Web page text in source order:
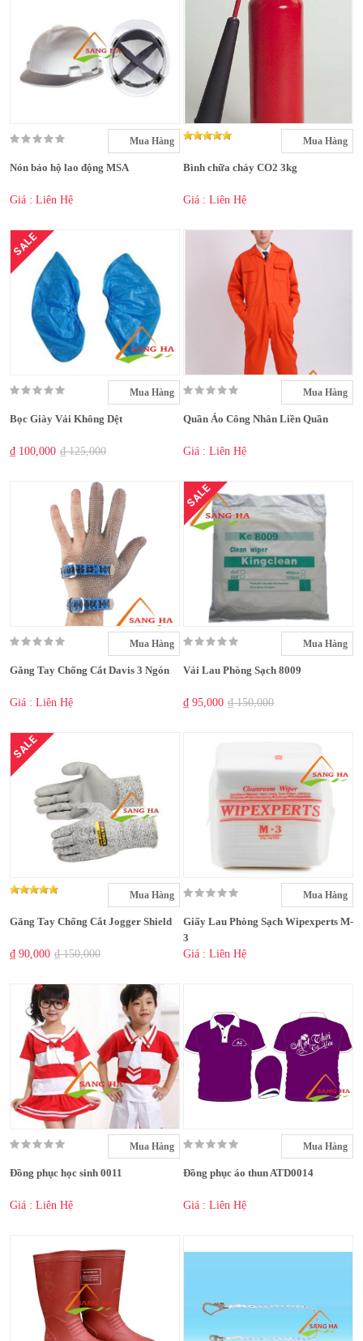
Mua Hàng
Nón bảo hộ lao động MSA
Giá : Liên Hệ
Mua Hàng
Bình chữa cháy CO2 3kg
Giá : Liên Hệ
SALE
Mua Hàng
Bọc Giày Vải Không Dệt
₫ 100,000 ₫ 125,000
Mua Hàng
Quần Áo Công Nhân Liền Quần
Giá : Liên Hệ
Mua Hàng
Găng Tay Chống Cắt Davis 3 Ngón
Giá : Liên Hệ
SALE
Mua Hàng
Vải Lau Phòng Sạch 8009
₫ 95,000 ₫ 150,000
SALE
Mua Hàng
Găng Tay Chống Cắt Jogger Shield
₫ 90,000 ₫ 150,000
Mua Hàng
Giấy Lau Phòng Sạch Wipexperts M-
3
Giá : Liên Hệ
Mua Hàng
Đồng phục học sinh 0011
Giá : Liên Hệ
Mua Hàng
Đồng phục áo thun ATD0014
Giá : Liên Hệ